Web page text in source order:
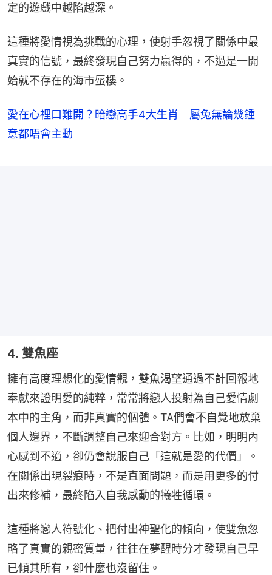
定的遊戲中越陷越深。
這種將愛情視為挑戰的心理，使射手忽視了關係中最
真實的信號，最終發現自己努力贏得的，不過是一開
始就不存在的海市蜃樓。
愛在心裡口難開？暗戀高手4大生肖 屬兔無論幾鍾
意都唔會主動
4. 雙魚座
擁有高度理想化的愛情觀，雙魚渴望通過不計回報地
奉獻來證明愛的純粹，常常將戀人投射為自己愛情劇
本中的主角，而非真實的個體。TA們會不自覺地放棄
個人邊界，不斷調整自己來迎合對方。比如，明明內
心感到不適，卻仍會說服自己「這就是愛的代價」。
在關係出現裂痕時，不是直面問題，而是用更多的付
出來修補，最終陷入自我感動的犧牲循環。
這種將戀人符號化、把付出神聖化的傾向，使雙魚忽
略了真實的親密質量，往往在夢醒時分才發現自己早
已傾其所有，卻什麼也沒留住。